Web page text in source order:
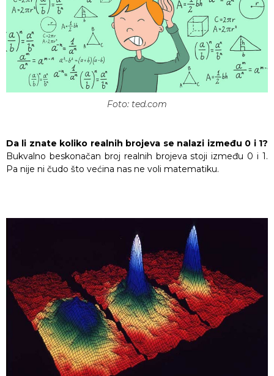
Foto: ted.com
Da li znate koliko realnih brojeva se nalazi između 0 i 1?
Bukvalno beskonačan broj realnih brojeva stoji između 0 i 1.
Pa nije ni čudo što većina nas ne voli matematiku.